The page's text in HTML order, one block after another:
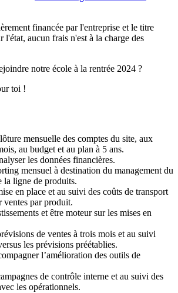
financée par l'entreprise et le titre
l'état, aucun frais n'est à la charge des
notre école à la rentrée 2024 ?
toi !
mensuelle des comptes du site, aux
au budget et au plan à 5 ans.
les données financières.
mensuel à destination du management du
la ligne de produits.
en place et au suivi des coûts de transport
ventes par produit.
et être moteur sur les mises en
de ventes à trois mois et au suivi
les prévisions préétablies.
l’amélioration des outils de
de contrôle interne et au suivi des
les opérationnels.